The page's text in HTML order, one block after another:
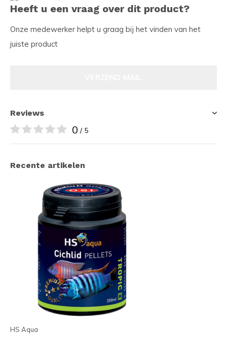
Heeft u een vraag over dit product?
Onze medewerker helpt u graag bij het vinden van het
juiste product
Reviews
0 / 5
Recente artikelen
HS Aqua